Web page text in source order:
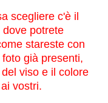
scegliere c'è il
dove potrete
stareste con
già presenti,
viso e il colore
vostri.